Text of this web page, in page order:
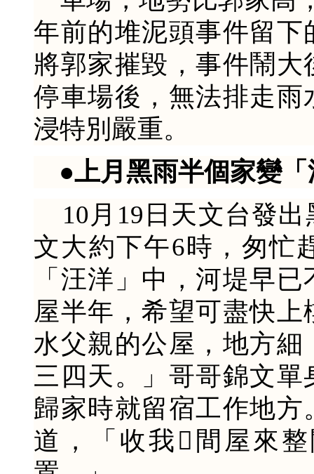
年前的堆泥頭事件留
將郭家摧毀，事件鬧
停車場後，無法排走
浸特別嚴重。
●上月黑雨半個家變
10月19日天文台發出
文大約下午6時，匆忙
「汪洋」中，河堤早
屋半年，希望可盡快
水父親的公屋，地方
三四天。」哥哥錦文
歸家時就留宿工作地
道，「收我間屋來